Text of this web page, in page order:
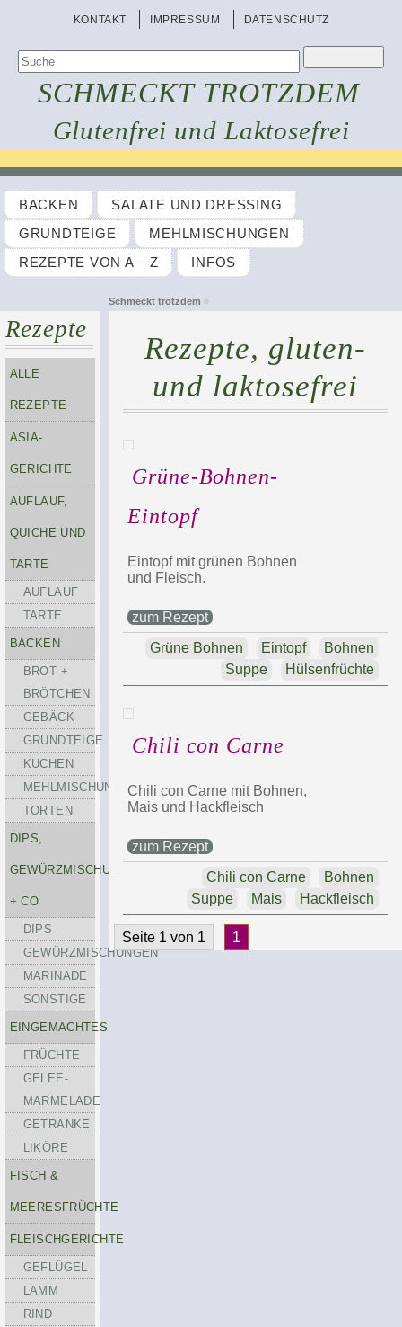
KONTAKT IMPRESSUM DATENSCHUTZ
SCHMECKT TROTZDEM
Glutenfrei und Laktosefrei
BACKEN
SALATE UND DRESSING
GRUNDTEIGE
MEHLMISCHUNGEN
REZEPTE VON A – Z
INFOS
Schmeckt trotzdem »
Rezepte
ALLE
REZEPTE
ASIA-
GERICHTE
AUFLAUF,
QUICHE UND
TARTE
AUFLAUF
TARTE
BACKEN
BROT +
BRÖTCHEN
GEBÄCK
GRUNDTEIGE
KUCHEN
MEHLMISCHUNGEN
TORTEN
DIPS,
GEWÜRZMISCHUNGEN
+ CO
DIPS
GEWÜRZMISCHUNGEN
MARINADE
SONSTIGE
EINGEMACHTES
FRÜCHTE
GELEE-
MARMELADE
GETRÄNKE
LIKÖRE
FISCH &
MEERESFRÜCHTE
FLEISCHGERICHTE
GEFLÜGEL
LAMM
RIND
Rezepte, gluten-
und laktosefrei
Grüne-Bohnen-
Eintopf
Eintopf mit grünen Bohnen
und Fleisch.
zum Rezept
Bohnen
Eintopf
Grüne Bohnen
Hülsenfrüchte
Suppe
Chili con Carne
Chili con Carne mit Bohnen,
Mais und Hackfleisch
zum Rezept
Bohnen
Chili con Carne
Hackfleisch
Mais
Suppe
Seite 1 von 1 1